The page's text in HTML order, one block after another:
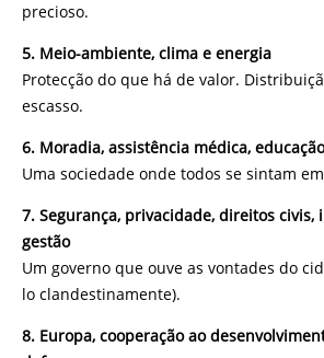
precioso.
5. Meio-ambiente, clima e energia
Protecção do que há de valor.
escasso.
6. Moradia, assistência médica,
Uma sociedade onde todos se sintam
7. Segurança, privacidade, direitos civis,
gestão
Um governo que ouve as vontades do
lo clandestinamente).
8. Europa, cooperação ao